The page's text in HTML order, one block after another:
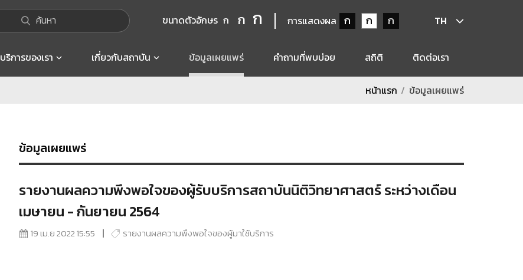
ค้นหา ขนาดตัวอักษร ก ก ก การแสดงผล ก ก ก TH
บริการของเรา เกี่ยวกับสถาบัน ข้อมูลเผยแพร่ คำถามที่พบบ่อย สถิติ ติดต่อเรา
หน้าแรก ข้อมูลเผยแพร่
ข้อมูลเผยแพร่
รายงานผลความพึงพอใจของผู้รับบริการสถาบันนิติวิทยาศาสตร์ ระหว่างเดือน
เมษายน - กันยายน 2564
19 เม.ย 2022 15:55 รายงานผลความพึงพอใจของผู้มาใช้บริการ